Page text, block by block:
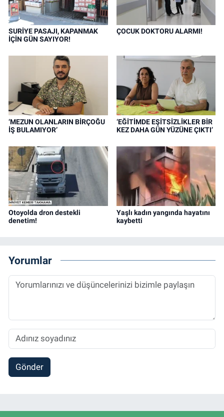
SURİYE PASAJI, KAPANMAK
İÇİN GÜN SAYIYOR!
ÇOCUK DOKTORU ALARMI!
‘MEZUN OLANLARIN BİRÇOĞU
İŞ BULAMIYOR’
‘EĞİTİMDE EŞİTSİZLİKLER BİR
KEZ DAHA GÜN YÜZÜNE ÇIKTI’
Otoyolda dron destekli
denetim!
Yaşlı kadın yangında hayatını
kaybetti
Yorumlar
Gönder